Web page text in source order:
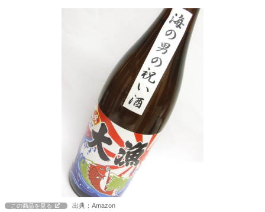
この商品を見る 出典：Amazon